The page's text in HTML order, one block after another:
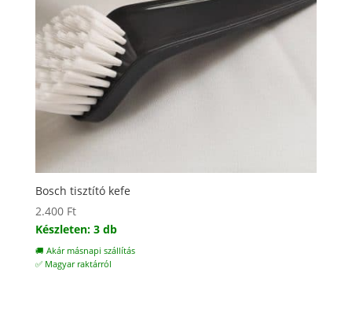
Bosch tisztító kefe
2.400 Ft
Készleten: 3 db
🚚 Akár másnapi szállítás
✅ Magyar raktárról